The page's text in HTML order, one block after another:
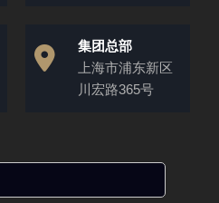
集团总部
上海市浦东新区
川宏路365号